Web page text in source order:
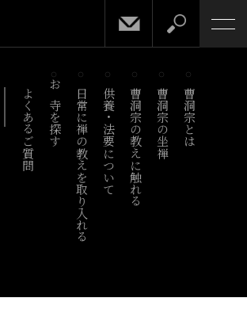
よくあるご質問 お寺を探す 日常に禅の教えを取り入れる供養・法要について曹洞宗の教えに触れる 曹洞宗の坐禅 曹洞宗とは